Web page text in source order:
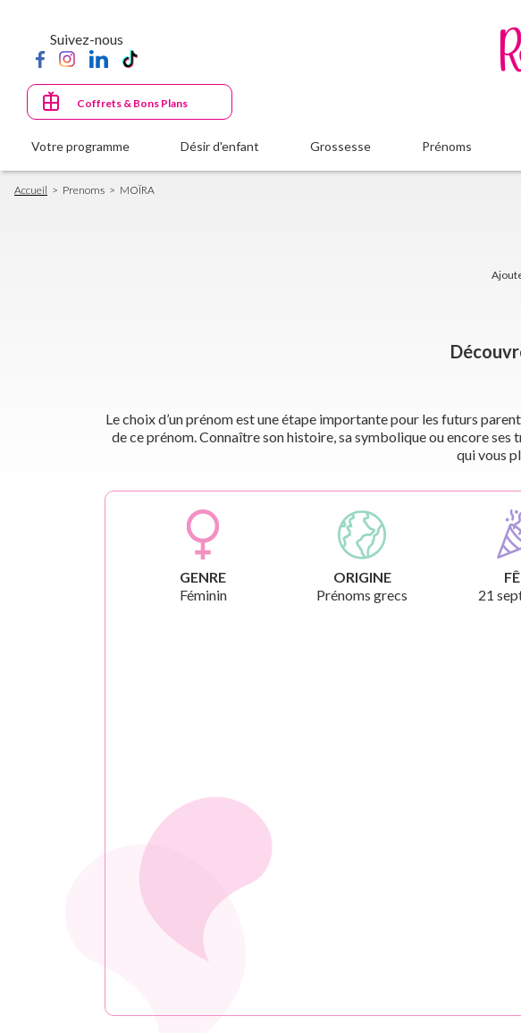
principal
Suivez-nous
Coffrets & Bons Plans
Votre programme Désir d'enfant Grossesse Prénoms
Fil
d'Ariane
Accueil Prenoms MOÏRA
Le choix d’un prénom est une étape importante pour les futurs
de ce prénom. Connaître son histoire, sa symbolique ou encore
qui vous
GENRE
Féminin
ORIGINE
Prénoms grecs
21